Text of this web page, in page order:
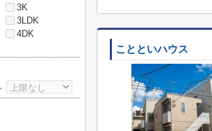
ことといハウス
3K
3LDK
4DK